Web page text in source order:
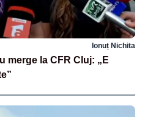
Ionuț Nichita
merge la CFR Cluj: „E